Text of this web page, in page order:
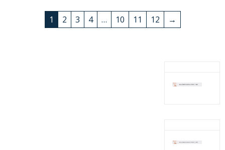
1 2 3 4 … 10 11 12 →